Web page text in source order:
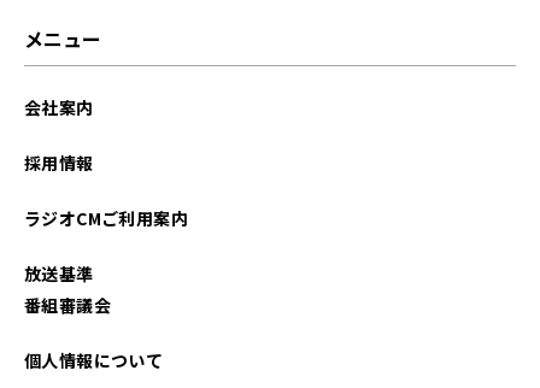
メニュー
会社案内
採用情報
ラジオCMご利用案内
放送基準
番組審議会
個人情報について